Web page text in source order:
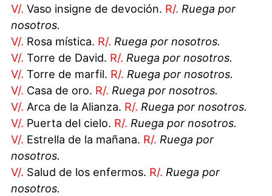
V/. Vaso insigne de devoción. R/. Ruega por
nosotros.
V/. Rosa mística. R/. Ruega por nosotros.
V/. Torre de David. R/. Ruega por nosotros.
V/. Torre de marfil. R/. Ruega por nosotros.
V/. Casa de oro. R/. Ruega por nosotros.
V/. Arca de la Alianza. R/. Ruega por nosotros.
V/. Puerta del cielo. R/. Ruega por nosotros.
V/. Estrella de la mañana. R/. Ruega por
nosotros.
V/. Salud de los enfermos. R/. Ruega por
nosotros.